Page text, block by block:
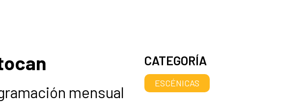
mensual
CATEGORÍA
ESCÉNICAS